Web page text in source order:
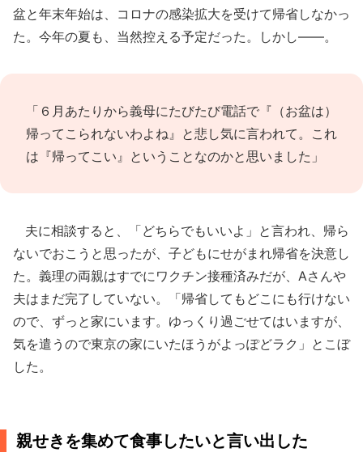
盆と年末年始は、コロナの感染拡大を受けて帰省しなかっ
た。今年の夏も、当然控える予定だった。しかし――。
「６月あたりから義母にたびたび電話で『（お盆は）
帰ってこられないわよね』と悲し気に言われて。これ
は『帰ってこい』ということなのかと思いました」
夫に相談すると、「どちらでもいいよ」と言われ、帰ら
ないでおこうと思ったが、子どもにせがまれ帰省を決意し
た。義理の両親はすでにワクチン接種済みだが、Aさんや
夫はまだ完了していない。「帰省してもどこにも行けない
ので、ずっと家にいます。ゆっくり過ごせてはいますが、
気を遣うので東京の家にいたほうがよっぽどラク」とこぼ
した。
親せきを集めて食事したいと言い出した